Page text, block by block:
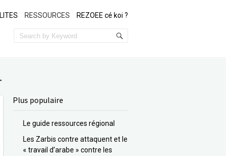
RESSOURCES REZOEE cé koi ?
Plus populaire
Le guide ressources régional
Les Zarbis contre attaquent et le
« travail d’arabe » contre les